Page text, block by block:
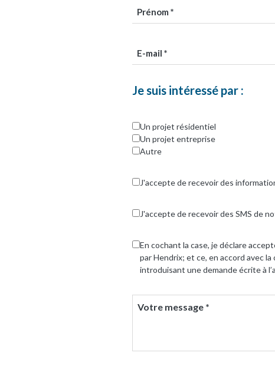
Je suis intéressé par :
Un projet résidentiel
Un projet entreprise
Autre
J'accepte de recevoir des
J'accepte de recevoir des SMS de
En cochant la case, je déclare
par Hendrix; et ce, en accord avec
introduisant une demande écrite à